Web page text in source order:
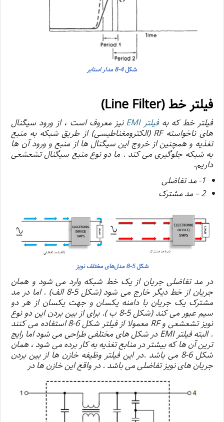
شکل4-8 مدار اسنابر
فیلتر خط (Line Filter)
فیلتر خط که بهفیلتر EMI نیز معروف است ، از ورود سیگنال
های ناخواسته RF (الکترومغناطیسی) از طریق شبکه به منبع
تغذیه و همچنین از خروج این سیگنال ها از منبع و ورود آن ها
به شبکه جلوگیری می کند . ما دو نوع منبع سیگنال تشعشعی
داریم.
1- مد تفاضلی
2 – مد مشترک
شکل5-8 مدل‌های مختلف نویز
در مد تفاضلی جریان از یک خط شبکه وارد می شود و همان
جریان از خط دیگر خارج می شود (شکل 5-8 الف) . اما در مد
مشترک یک جریان با دامنه یکسان و جهت یکسان از هر دو
سیم عبور می کند (شکل 5-8 ب ). برای از بین بردن این دو نوع
نویز تشعشعی و RF معمولا از فیلتر شکل 6-8 استفاده می کنند
. البته فیلتر EMI در شکل های مختلفی طراحی می شود اما رایج
ترین آن ها که بیشتر در منابع تغذیه به کار برده می شود ، همان
شکل 6-8 می باشد .در این فیلتر وظیفه خازن ها از بین بردن
جریان های نویز تفاضلی می باشد . در واقع این خازن ها در